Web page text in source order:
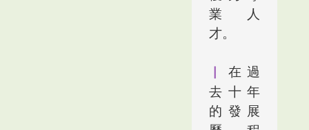
業人
才。
▏
在過
去十年
的發展